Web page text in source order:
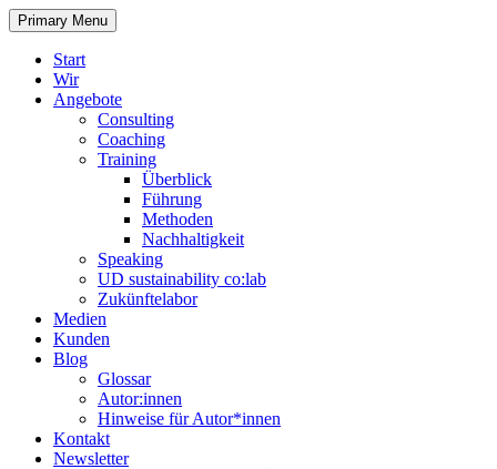
Primary Menu
Start
Wir
Angebote
Consulting
Coaching
Training
Überblick
Führung
Methoden
Nachhaltigkeit
Speaking
UD sustainability co:lab
Zukünftelabor
Medien
Kunden
Blog
Glossar
Autor:innen
Hinweise für Autor*innen
Kontakt
Newsletter